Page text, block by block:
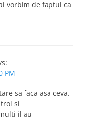
vorbim de faptul ca
PM
sa faca asa ceva.
si
il au